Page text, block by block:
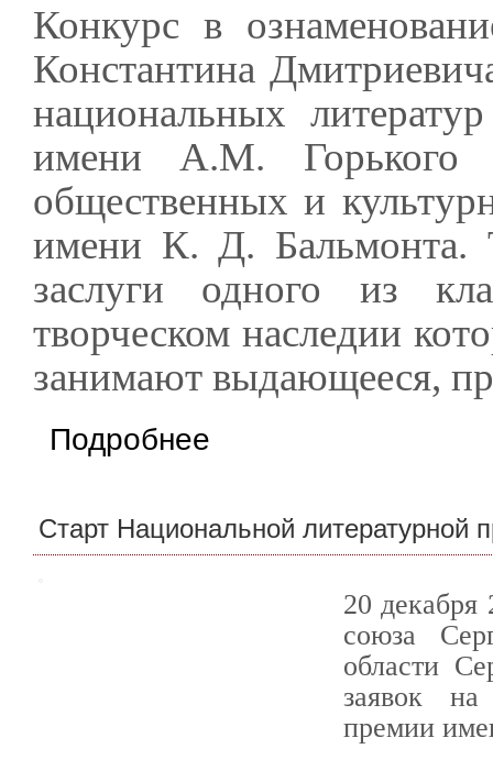
Конкурс в
Константина
национальных
имени А.М.
общественных и
имени К. Д. Бальмонта.
заслуги одного из
творческом наследии
занимают выдающееся,
Подробнее
Старт Национальной литературной
20 декабря
союза
области
заявок на
премии